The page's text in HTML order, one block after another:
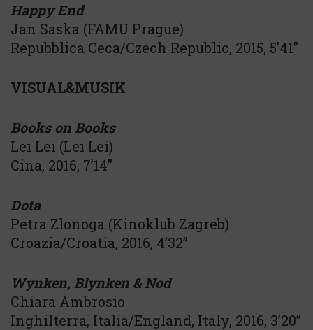
Happy End
Jan Saska (FAMU Prague)
Repubblica Ceca/Czech Republic, 2015, 5’41’’
VISUAL&MUSIK
Books on Books
Lei Lei (Lei Lei)
Cina, 2016, 7’14’’
Dota
Petra Zlonoga (Kinoklub Zagreb)
Croazia/Croatia, 2016, 4’32”
Wynken, Blynken & Nod
Chiara Ambrosio
Inghilterra, Italia/England, Italy, 2016, 3’20’’